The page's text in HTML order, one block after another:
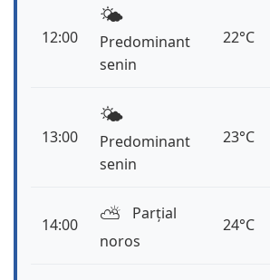
12:00
🌤️
Predominant
senin
22°C
13:00
🌤️
Predominant
senin
23°C
14:00 ⛅️
Parțial
noros
24°C